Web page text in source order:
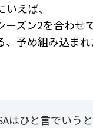
えば、
ーズン2を合わせ
、予め組み込ま
はひと言でいうと